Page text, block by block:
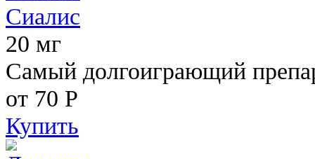
Сиалис
20 мг
Самый долгоиграющий
от 70 Р
Купить